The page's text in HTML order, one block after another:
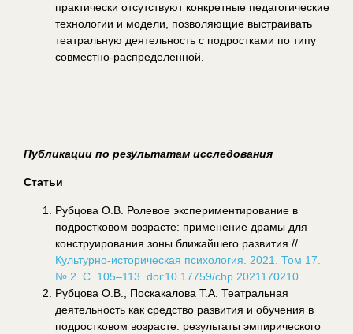
практически отсутствуют конкретные педагогические
технологии и модели, позволяющие выстраивать
театральную деятельность с подростками по типу
совместно-распределенной.
Публикации по результатам исследования
Статьи
Рубцова О.В. Ролевое экспериментирование в
подростковом возрасте: применение драмы для
конструирования зоны ближайшего развития //
Культурно-историческая психология. 2021. Том 17.
№ 2. С. 105–113. doi:10.17759/chp.2021170210
Рубцова О.В., Поскакалова Т.А. Театральная
деятельность как средство развития и обучения в
подростковом возрасте: результаты эмпирического